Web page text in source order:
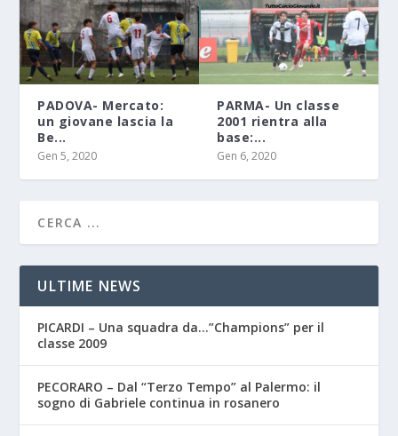
PADOVA- Mercato:
un giovane lascia la
Be...
Gen 5, 2020
PARMA- Un classe
2001 rientra alla
base:...
Gen 6, 2020
ULTIME NEWS
PICARDI – Una squadra da…”Champions” per il
classe 2009
PECORARO – Dal “Terzo Tempo” al Palermo: il
sogno di Gabriele continua in rosanero